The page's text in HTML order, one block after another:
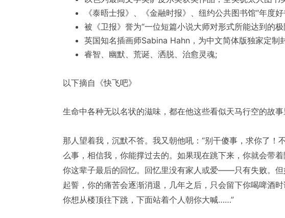
《泰晤士报》、《金融时报》、纽约公共图书馆“年度好
被《卫报》誉为“一位短篇小说大师对形式所能达到的极
英国知名插画师Sabina Hahn，为中文简体版独家定制
睿智、幽默、荒诞、洒脱、治愈灵魂;
以下摘自《快飞吧》
生命中各种无以名状的滋味，都在他这些看似天马行空的故
那人望着我，沉默不答。我又朝他吼：“别干傻事，求你了！
么事，相信我，你能撑过去的。如果现在跳下来，你就会带
你这辈子最后的回忆。回忆里没有家人或爱——只有失败。
起誓，你的痛苦会逐渐消退，几年之后，只会留下你喝啤酒
你想从楼顶往下跳，下面站着个人朝你大喊……”